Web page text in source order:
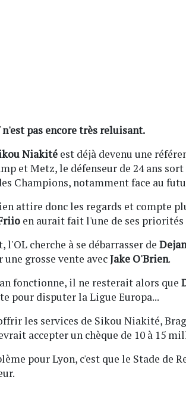
n'est pas encore très reluisant.
Niakité est déjà devenu une
et Metz, le défenseur de 24 ans
Champions, notamment face au
attire donc les regards et compte
en aurait fait l'une de ses
l'OL cherche à se débarrasser de
une grosse vente avecJake O'Brien.
fonctionne, il ne resterait alors que
pour disputer la Ligue Europa...
les services de Sikou Niakité,
accepter un chèque de 10 à 15
pour Lyon, c'est que le Stade de